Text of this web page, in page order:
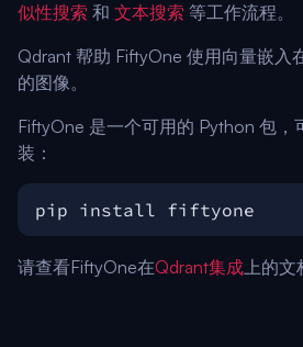
似性搜索 和 文本搜索 等工作流程。
Qdrant 帮助 FiftyOne 使用向量嵌入
的图像。
FiftyOne 是一个可用的 Python 包，
装：
请查看FiftyOne在Qdrant集成上的文